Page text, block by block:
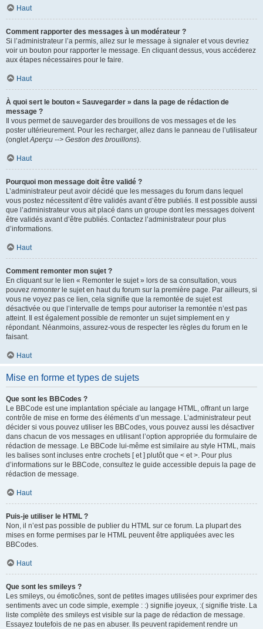
Haut
Comment rapporter des messages à un modérateur ?
Si l’administrateur l’a permis, allez sur le message à signaler et vous devriez
voir un bouton pour rapporter le message. En cliquant dessus, vous accéderez
aux étapes nécessaires pour le faire.
Haut
À quoi sert le bouton « Sauvegarder » dans la page de rédaction de
message ?
Il vous permet de sauvegarder des brouillons de vos messages et de les
poster ultérieurement. Pour les recharger, allez dans le panneau de l’utilisateur
(ongletAperçu --> Gestion des brouillons).
Haut
Pourquoi mon message doit être validé ?
L’administrateur peut avoir décidé que les messages du forum dans lequel
vous postez nécessitent d’être validés avant d’être publiés. Il est possible aussi
que l’administrateur vous ait placé dans un groupe dont les messages doivent
être validés avant d’être publiés. Contactez l’administrateur pour plus
d’informations.
Haut
Comment remonter mon sujet ?
En cliquant sur le lien « Remonter le sujet » lors de sa consultation, vous
pouvez remonterle sujet en haut du forum sur la première page. Par ailleurs, si
vous ne voyez pas ce lien, cela signifie que la remontée de sujet est
désactivée ou que l’intervalle de temps pour autoriser la remontée n’est pas
atteint. Il est également possible de remonter un sujet simplement en y
répondant. Néanmoins, assurez-vous de respecter les règles du forum en le
faisant.
Haut
Mise en forme et types de sujets
Que sont les BBCodes ?
Le BBCode est une implantation spéciale au langage HTML, offrant un large
contrôle de mise en forme des éléments d’un message. L’administrateur peut
décider si vous pouvez utiliser les BBCodes, vous pouvez aussi les désactiver
dans chacun de vos messages en utilisant l’option appropriée du formulaire de
rédaction de message. Le BBCode lui-même est similaire au style HTML, mais
les balises sont incluses entre crochets [ et ] plutôt que < et >. Pour plus
d’informations sur le BBCode, consultez le guide accessible depuis la page de
rédaction de message.
Haut
Puis-je utiliser le HTML ?
Non, il n’est pas possible de publier du HTML sur ce forum. La plupart des
mises en forme permises par le HTML peuvent être appliquées avec les
BBCodes.
Haut
Que sont les smileys ?
Les smileys, ou émoticônes, sont de petites images utilisées pour exprimer des
sentiments avec un code simple, exemple : :) signifie joyeux, :( signifie triste. La
liste complète des smileys est visible sur la page de rédaction de message.
Essayez toutefois de ne pas en abuser. Ils peuvent rapidement rendre un